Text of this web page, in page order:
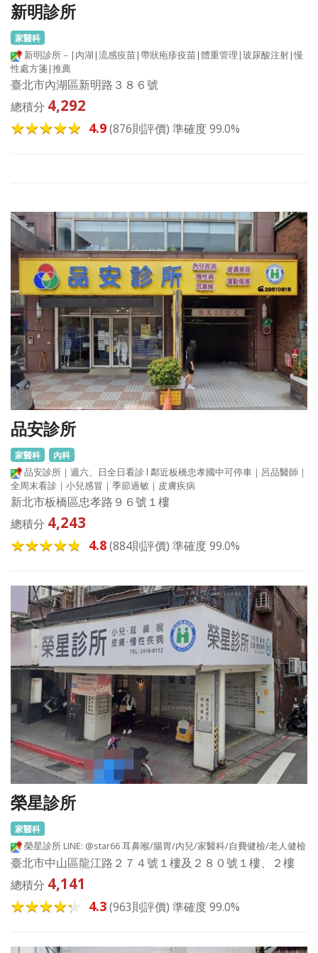
新明診所
家醫科
新明診所－|內湖|流感疫苗|帶狀疱疹疫苗|體重管理|玻尿酸注射|慢
性處方箋|推薦
臺北市內湖區新明路３８６號
總積分 4,292
4.9(876則評價) 準確度 99.0%
品安診所
家醫科 內科
品安診所｜週六、日全日看診 l 鄰近板橋忠孝國中可停車｜呂品醫師｜
全周末看診｜小兒感冒｜季節過敏｜皮膚疾病
新北市板橋區忠孝路９６號１樓
總積分 4,243
4.8(884則評價) 準確度 99.0%
榮星診所
家醫科
榮星診所 LINE: @star66 耳鼻喉/腸胃/內兒/家醫科/自費健檢/老人健檢
臺北市中山區龍江路２７４號１樓及２８０號１樓、２樓
總積分 4,141
4.3(963則評價) 準確度 99.0%